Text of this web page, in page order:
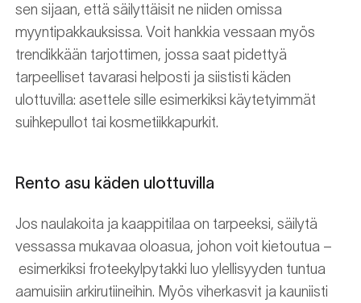
sen sijaan, että säilyttäisit ne niiden omissa
myyntipakkauksissa. Voit hankkia vessaan myös
trendikkään tarjottimen, jossa saat pidettyä
tarpeelliset tavarasi helposti ja siististi käden
ulottuvilla: asettele sille esimerkiksi käytetyimmät
suihkepullot tai kosmetiikkapurkit.
Rento asu käden ulottuvilla
Jos naulakoita ja kaappitilaa on tarpeeksi, säilytä
vessassa mukavaa oloasua, johon voit kietoutua –
esimerkiksi froteekylpytakki luo ylellisyyden tuntua
aamuisiin arkirutiineihin. Myös viherkasvit ja kauniisti